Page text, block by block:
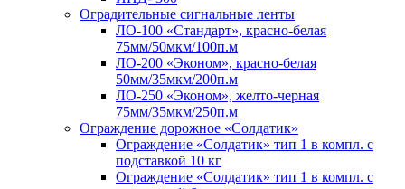
Оградительные сигнальные ленты
ЛО-100 «Стандарт», красно-белая
75мм/50мкм/100п.м
ЛО-200 «Эконом», красно-белая
50мм/35мкм/200п.м
ЛО-250 «Эконом», желто-черная
75мм/35мкм/250п.м
Ограждение дорожное «Солдатик»
Ограждение «Солдатик» тип 1 в компл. с
подставкой 10 кг
Ограждение «Солдатик» тип 1 в компл. с